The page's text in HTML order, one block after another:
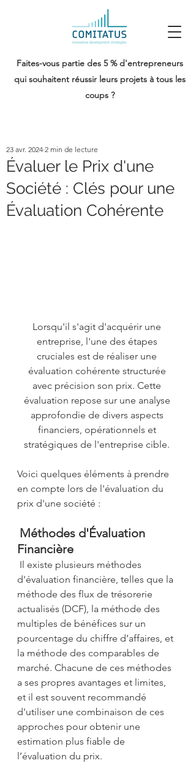
Faites-vous partie des 5 % d'entrepreneurs
qui souhaitent réussir leurs projets à tous les
coups ?
Évaluer le Prix d'une
Société : Clés pour une
Évaluation Cohérente
23 avr. 2024 2 min de lecture
Lorsqu'il s'agit d'acquérir une
entreprise, l'une des étapes
cruciales est de réaliser une
évaluation cohérente structurée
avec précision son prix. Cette
évaluation repose sur une analyse
approfondie de divers aspects
financiers, opérationnels et
stratégiques de l'entreprise cible.
Voici quelques éléments à prendre
en compte lors de l'évaluation du
prix d'une société :
Méthodes d'Évaluation
Financière
Il existe plusieurs méthodes
d'évaluation financière, telles que la
méthode des flux de trésorerie
actualisés (DCF), la méthode des
multiples de bénéfices sur un
pourcentage du chiffre d’affaires, et
la méthode des comparables de
marché. Chacune de ces méthodes
a ses propres avantages et limites,
et il est souvent recommandé
d'utiliser une combinaison de ces
approches pour obtenir une
estimation plus fiable de
l’évaluation du prix.